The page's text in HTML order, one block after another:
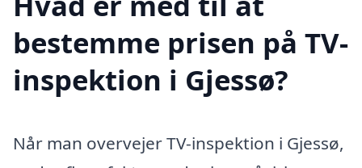
bestemme prisen på TV-
inspektion i Gjessø?
Når man overvejer TV-inspektion i Gjessø,